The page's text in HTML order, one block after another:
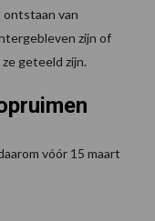
van
zijn of
geteeld zijn.
vóór 15 maart